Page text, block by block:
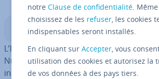
Sommaire
L’ICANN (Internet Cor­po­ra­tion for
Numbers), autorité de ré­gu­la­tion de
introduit le 23 octobre 2013 plus de 1
notreClause de confidentialité.
choisissez de les refuser, les cookies
indispensables seront installés.
En cliquant surAccepter, vous
utilisation des cookies et autorisez la
de vos données à des pays tiers.